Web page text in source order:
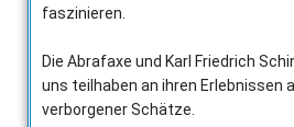
faszinieren.
Die Abrafaxe und Karl Friedrich
uns teilhaben an ihren Erlebnissen
verborgener Schätze.